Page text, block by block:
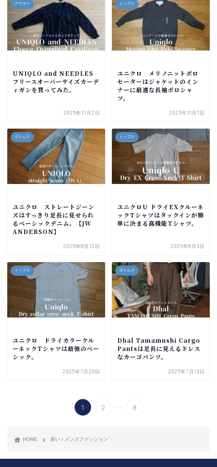
アウター
UNIQLO and NEEDLES
フリースオーバーサイズカーデ
ィガンを買ってみた。
2025年11月2日
トップス
ユニクロ メリノニットポロ
セーターはジャケットのイン
ナーに最適な長袖ポロシャ
ツ。
2025年11月1日
ボトムス
ユニクロ ストレートジーン
ズはすっきり足長に見せられ
るベーシックデニム。【JW
ANDERSON】
2025年8月12日
トップス
ユニクロU ドライEXクルーネ
ックTシャツはタックインが簡
単に決まる高機能Tシャツ。
2025年8月3日
トップス
ユニクロ ドライカラークル
ーネックTシャツは最強のベー
シック。
2025年7月20日
ボトムス
Dhal Tamamushi Cargo
Pantsは足長に見えるドレス
なカーゴパンツ。
2025年7月13日
1 2 ... 8
HOME 装い / メンズファッション